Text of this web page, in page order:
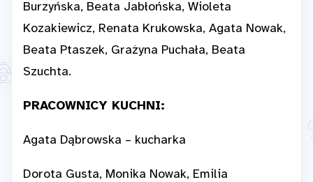
Burzyńska, Beata Jabłońska, Wioleta
Kozakiewicz, Renata Krukowska, Agata Nowak,
Beata Ptaszek, Grażyna Puchała, Beata
Szuchta.
PRACOWNICY KUCHNI:
Agata Dąbrowska – kucharka
Dorota Gusta, Monika Nowak, Emilia